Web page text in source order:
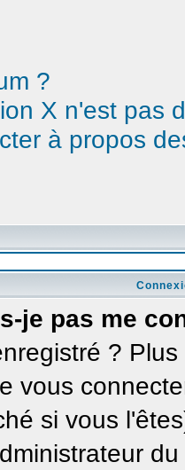
?
X n'est pas
à propos
je pas me
?
vous
si vous